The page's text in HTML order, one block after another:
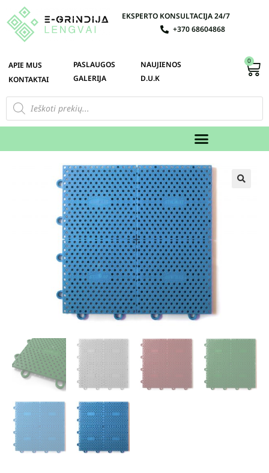
EKSPERTO KONSULTACIJA 24/7
+370 68604868
APIE MUS
KONTAKTAI
PASLAUGOS
GALERIJA
NAUJIENOS
D.U.K
0